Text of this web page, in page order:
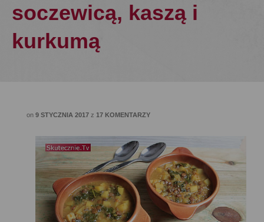
soczewicą, kaszą i
kurkumą
on 9 STYCZNIA 2017 z 17 KOMENTARZY